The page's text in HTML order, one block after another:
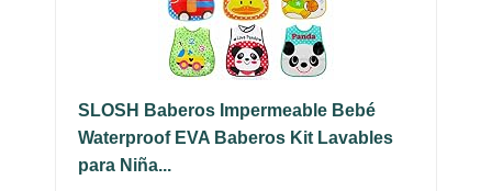
SLOSH Baberos Impermeable Bebé
Waterproof EVA Baberos Kit Lavables
para Niña...